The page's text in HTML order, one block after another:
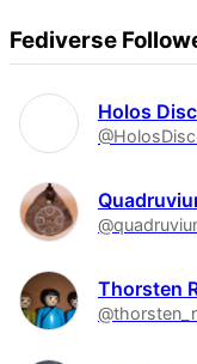
Fediverse
Holos
Thorsten